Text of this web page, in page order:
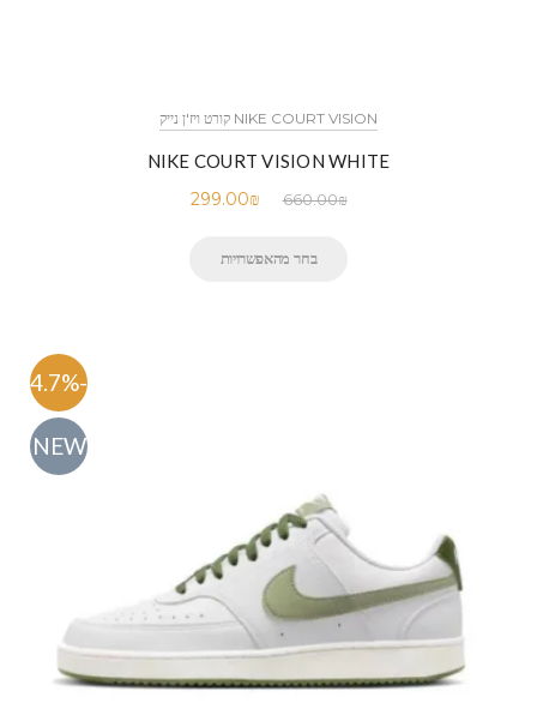
NIKE COURT VISION קורט ויז'ן נייק
NIKE COURT VISION WHITE
660.00₪
299.00₪
בחר מהאפשרויות
-54.7%
NEW